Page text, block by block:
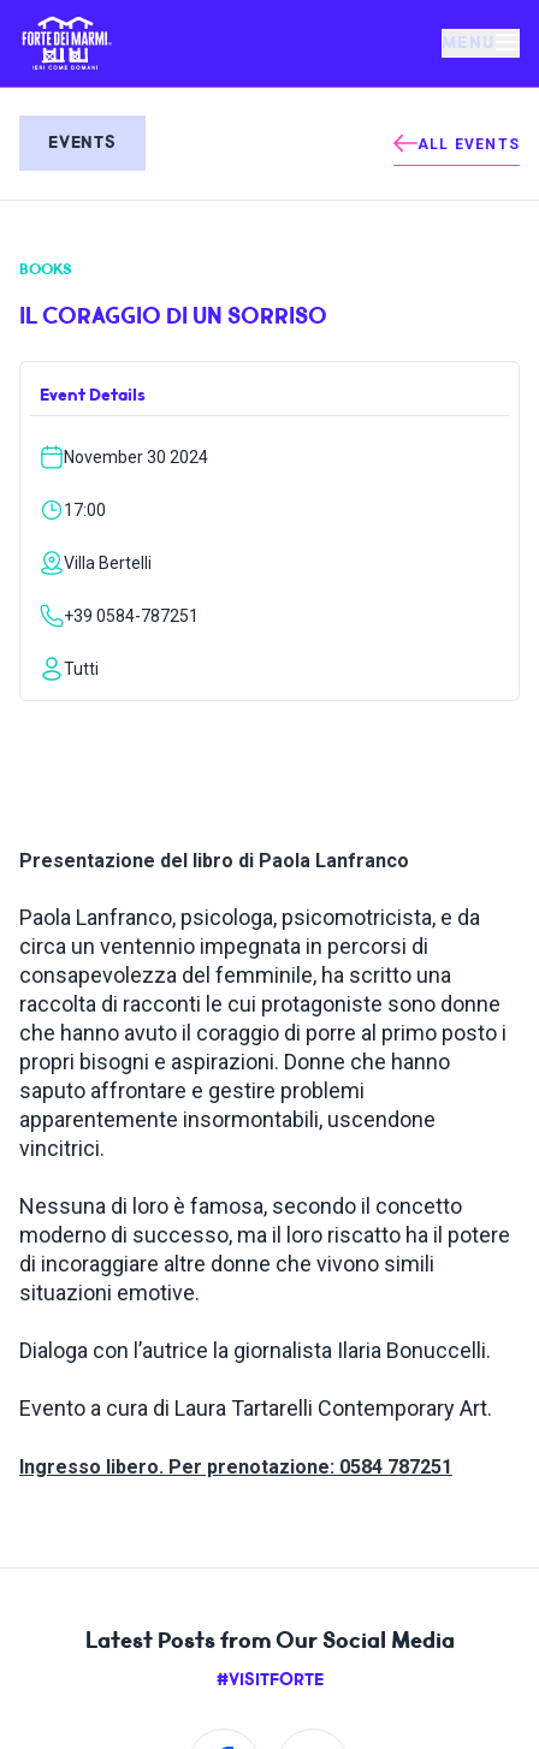
MENU
EVENTS
NEWS
HOSPITALITY
VILLA BERTELLI
LIVE WEBCAM
EVENTS ALL EVENTS
BOOKS
IL CORAGGIO DI UN SORRISO
Event Details
November 30 2024
17:00
Villa Bertelli
+39 0584-787251
Tutti
Presentazione del libro di Paola Lanfranco
Paola Lanfranco, psicologa, psicomotricista, e da
circa un ventennio impegnata in percorsi di
consapevolezza del femminile, ha scritto una
raccolta di racconti le cui protagoniste sono donne
che hanno avuto il coraggio di porre al primo posto i
propri bisogni e aspirazioni. Donne che hanno
saputo affrontare e gestire problemi
apparentemente insormontabili, uscendone
vincitrici.
Nessuna di loro è famosa, secondo il concetto
moderno di successo, ma il loro riscatto ha il potere
di incoraggiare altre donne che vivono simili
situazioni emotive.
Dialoga con l’autrice la giornalista Ilaria Bonuccelli.
Evento a cura di Laura Tartarelli Contemporary Art.
Ingresso libero. Per prenotazione: 0584 787251
Latest Posts from Our Social Media
#VISITFORTE